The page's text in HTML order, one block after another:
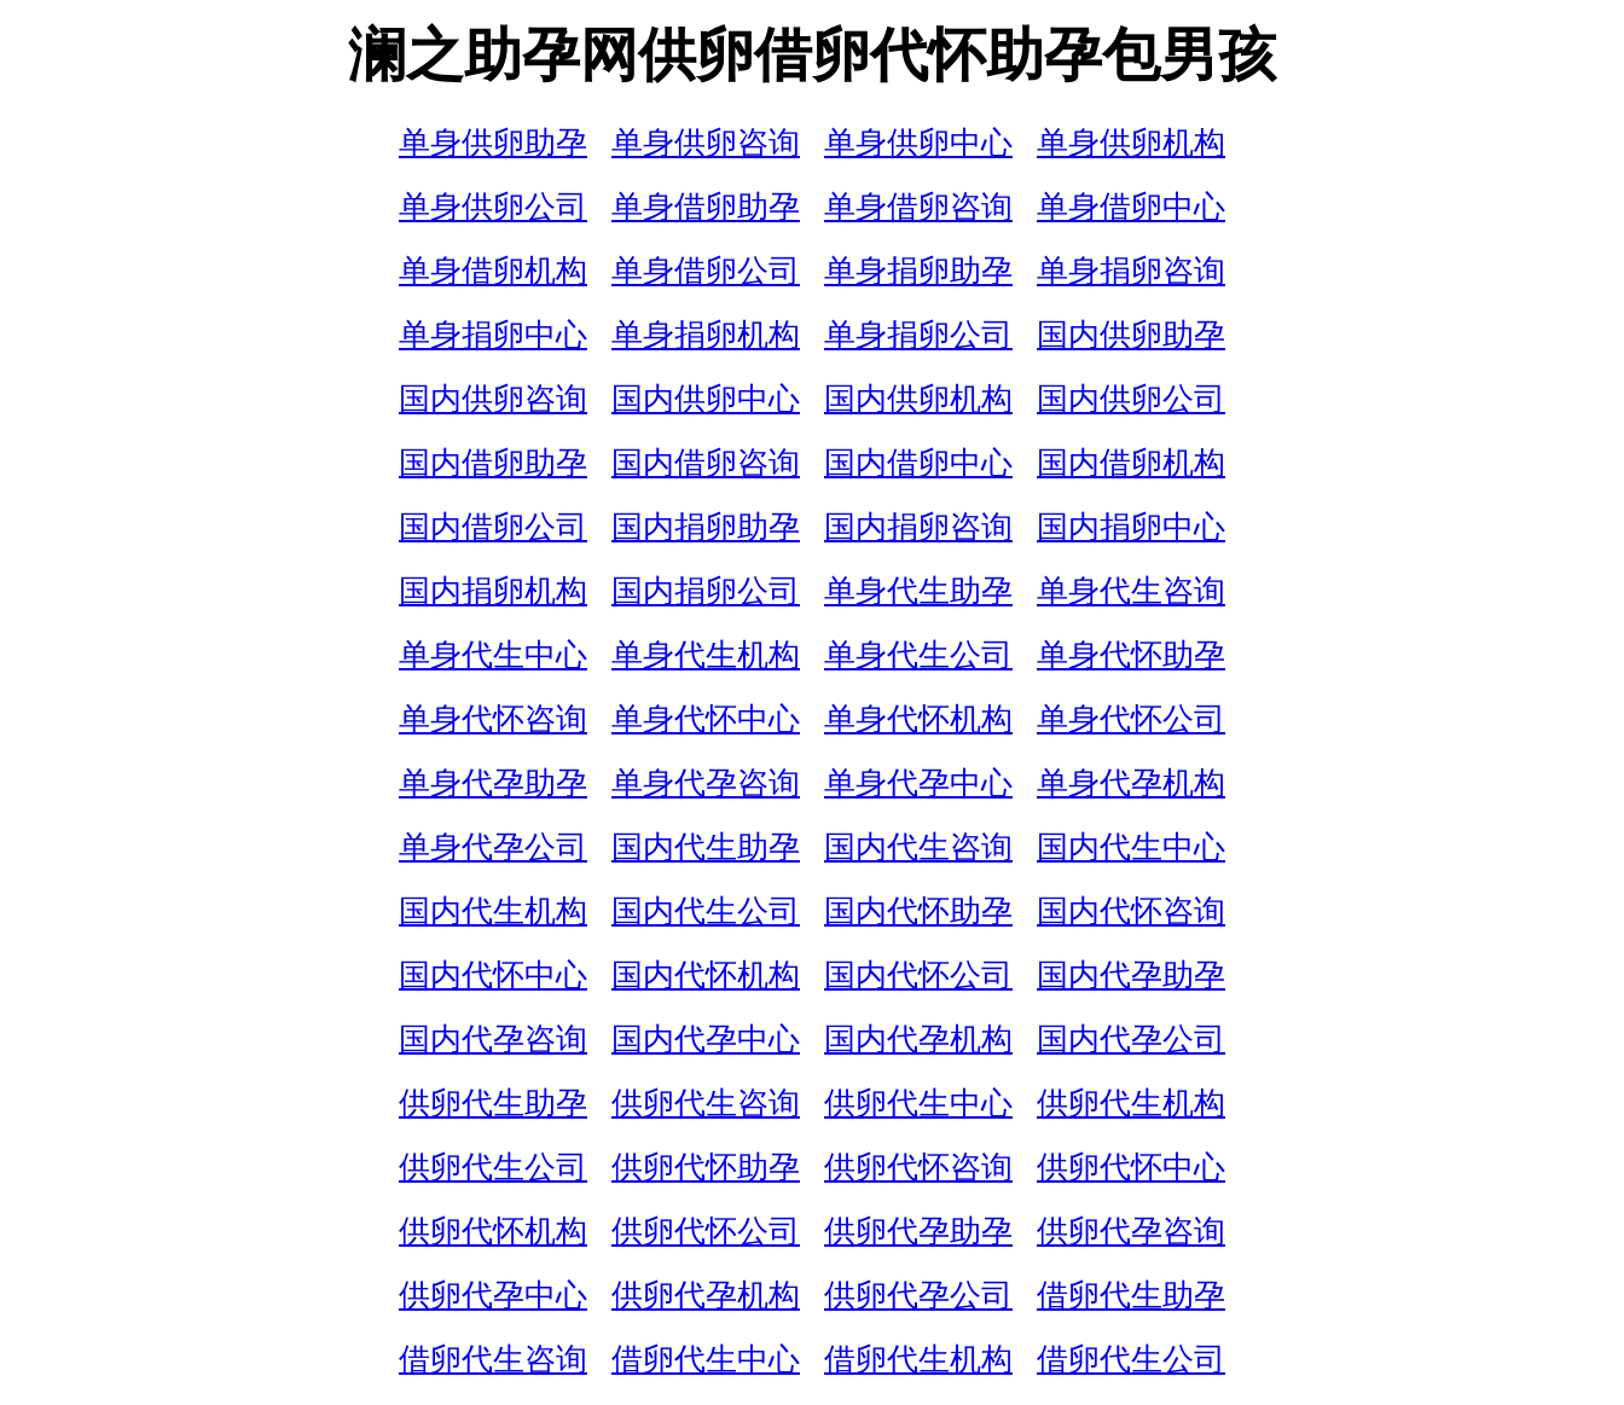
澜之助孕网供卵借卵代怀助孕包男孩
单身供卵助孕 单身供卵咨询 单身供卵中心
单身供卵机构
单身供卵公司
单身借卵助孕 单身借卵咨询
单身借卵中心
单身借卵机构
单身借卵公司 单身捐卵助孕
单身捐卵咨询
单身捐卵中心
单身捐卵机构 单身捐卵公司
国内供卵助孕
国内供卵咨询
国内供卵中心 国内供卵机构
国内供卵公司
国内借卵助孕
国内借卵咨询 国内借卵中心
国内借卵机构
国内借卵公司
国内捐卵助孕 国内捐卵咨询
国内捐卵中心
国内捐卵机构
国内捐卵公司 单身代生助孕
单身代生咨询
单身代生中心
单身代生机构 单身代生公司
单身代怀助孕
单身代怀咨询
单身代怀中心 单身代怀机构
单身代怀公司
单身代孕助孕
单身代孕咨询 单身代孕中心
单身代孕机构
单身代孕公司
国内代生助孕 国内代生咨询
国内代生中心
国内代生机构
国内代生公司 国内代怀助孕
国内代怀咨询
国内代怀中心
国内代怀机构 国内代怀公司
国内代孕助孕
国内代孕咨询
国内代孕中心 国内代孕机构
国内代孕公司
供卵代生助孕
供卵代生咨询 供卵代生中心
供卵代生机构
供卵代生公司
供卵代怀助孕 供卵代怀咨询
供卵代怀中心
供卵代怀机构
供卵代怀公司 供卵代孕助孕
供卵代孕咨询
供卵代孕中心
供卵代孕机构 供卵代孕公司
借卵代生助孕
借卵代生咨询
借卵代生中心 借卵代生机构
借卵代生公司